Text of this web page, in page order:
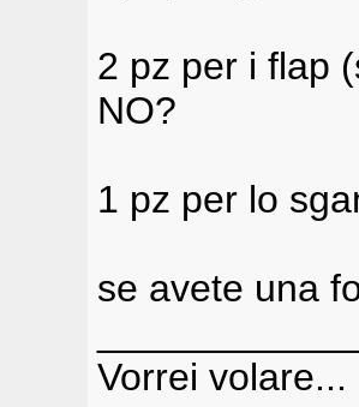
2 pz per i flap
NO?
1 pz per lo
se avete una
Vorrei volare...